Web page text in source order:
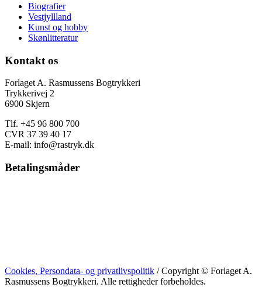
Biografier
Vestjyllland
Kunst og hobby
Skønlitteratur
Kontakt os
Forlaget A. Rasmussens Bogtrykkeri
Trykkerivej 2
6900 Skjern
Tlf. +45 96 800 700
CVR 37 39 40 17
E-mail: info@rastryk.dk
Betalingsmåder
Cookies, Persondata- og privatlivspolitik / Copyright © Forlaget A.
Rasmussens Bogtrykkeri. Alle rettigheder forbeholdes.